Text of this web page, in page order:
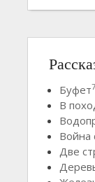
Буфет7
В
Война
Две